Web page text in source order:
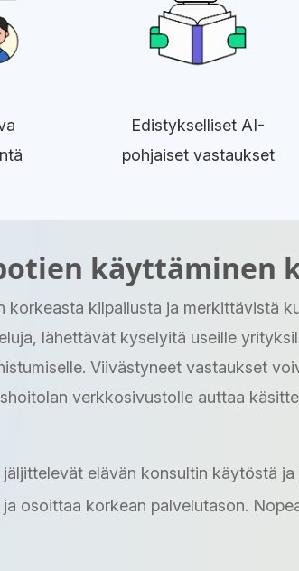
Edistykselliset AI-
pohjaiset vastaukset
käyttäminen
korkeasta kilpailusta ja merkittävistä
lähettävät kyselyitä useille
Viivästyneet vastaukset
verkkosivustolle auttaa
elävän konsultin käytöstä
osoittaa korkean palvelutason.